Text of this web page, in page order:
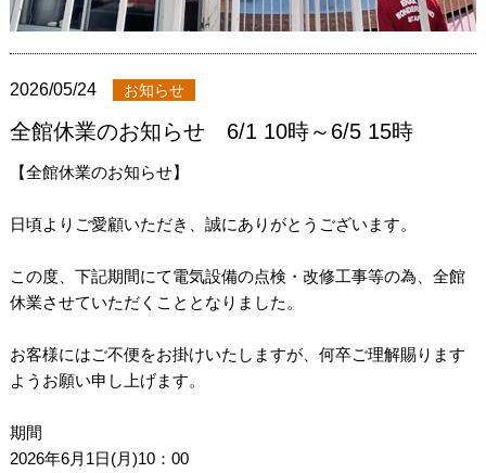
2026/05/24 お知らせ
全館休業のお知らせ 6/1 10時～6/5 15時
【全館休業のお知らせ】
日頃よりご愛顧いただき、誠にありがとうございます。
この度、下記期間にて電気設備の点検・改修工事等の為、全館
休業させていただくこととなりました。
お客様にはご不便をお掛けいたしますが、何卒ご理解賜ります
ようお願い申し上げます。
期間
2026年6月1日(月)10：00